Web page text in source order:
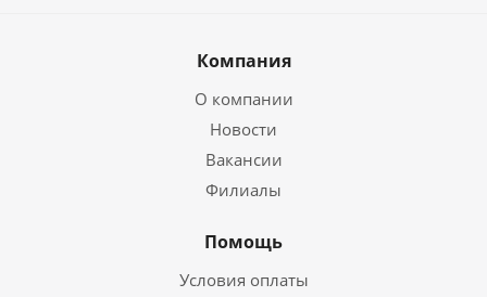
Компания
О компании
Новости
Вакансии
Филиалы
Помощь
Условия оплаты